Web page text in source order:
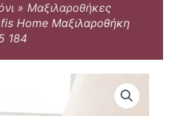
» Μαξιλαροθήκες
Home Μαξιλαροθήκη
184